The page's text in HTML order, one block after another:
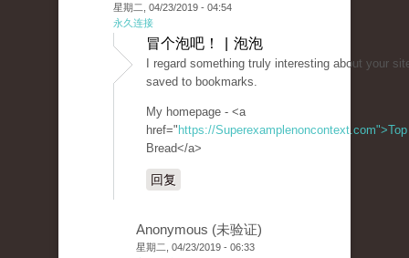
星期二, 04/23/2019 - 04:54
永久连接
冒个泡吧！ | 泡泡
I regard something truly interesting about your
saved to bookmarks.
My homepage - <a
href=" https://Superexamplenoncontext.com">Top
Bread</a>
回复
Anonymous (未验证)
星期二, 04/23/2019 - 06:33